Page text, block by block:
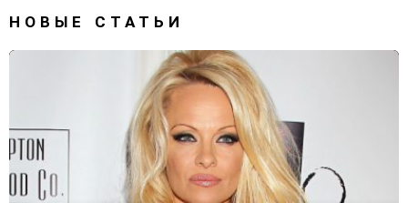
НОВЫЕ СТАТЬИ